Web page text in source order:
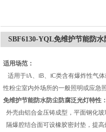
SBF6130-YQL免维护节能防
适用场范：
适用于‖A、‖B、‖C类含有爆炸性气
性粉尘室内外场所的一般照明或应急
免维护节能防水防尘防腐泛光灯特性
外壳由铝合金压铸成型，平面钢化
隔爆腔结合面可设橡胶密封垫，提